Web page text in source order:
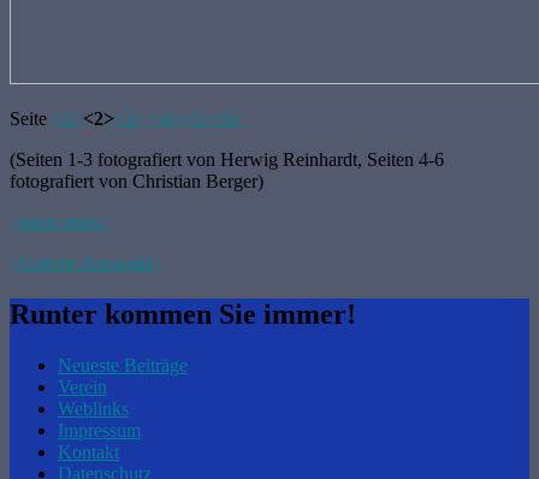
Seite <1><2><3> <4><5><6>
(Seiten 1-3 fotografiert von Herwig Reinhardt, Seiten 4-6
fotografiert von Christian Berger)
<nach oben>
<Galerie-Auswahl>
Runter kommen Sie immer!
Neueste Beiträge
Verein
Weblinks
Impressum
Kontakt
Datenschutz